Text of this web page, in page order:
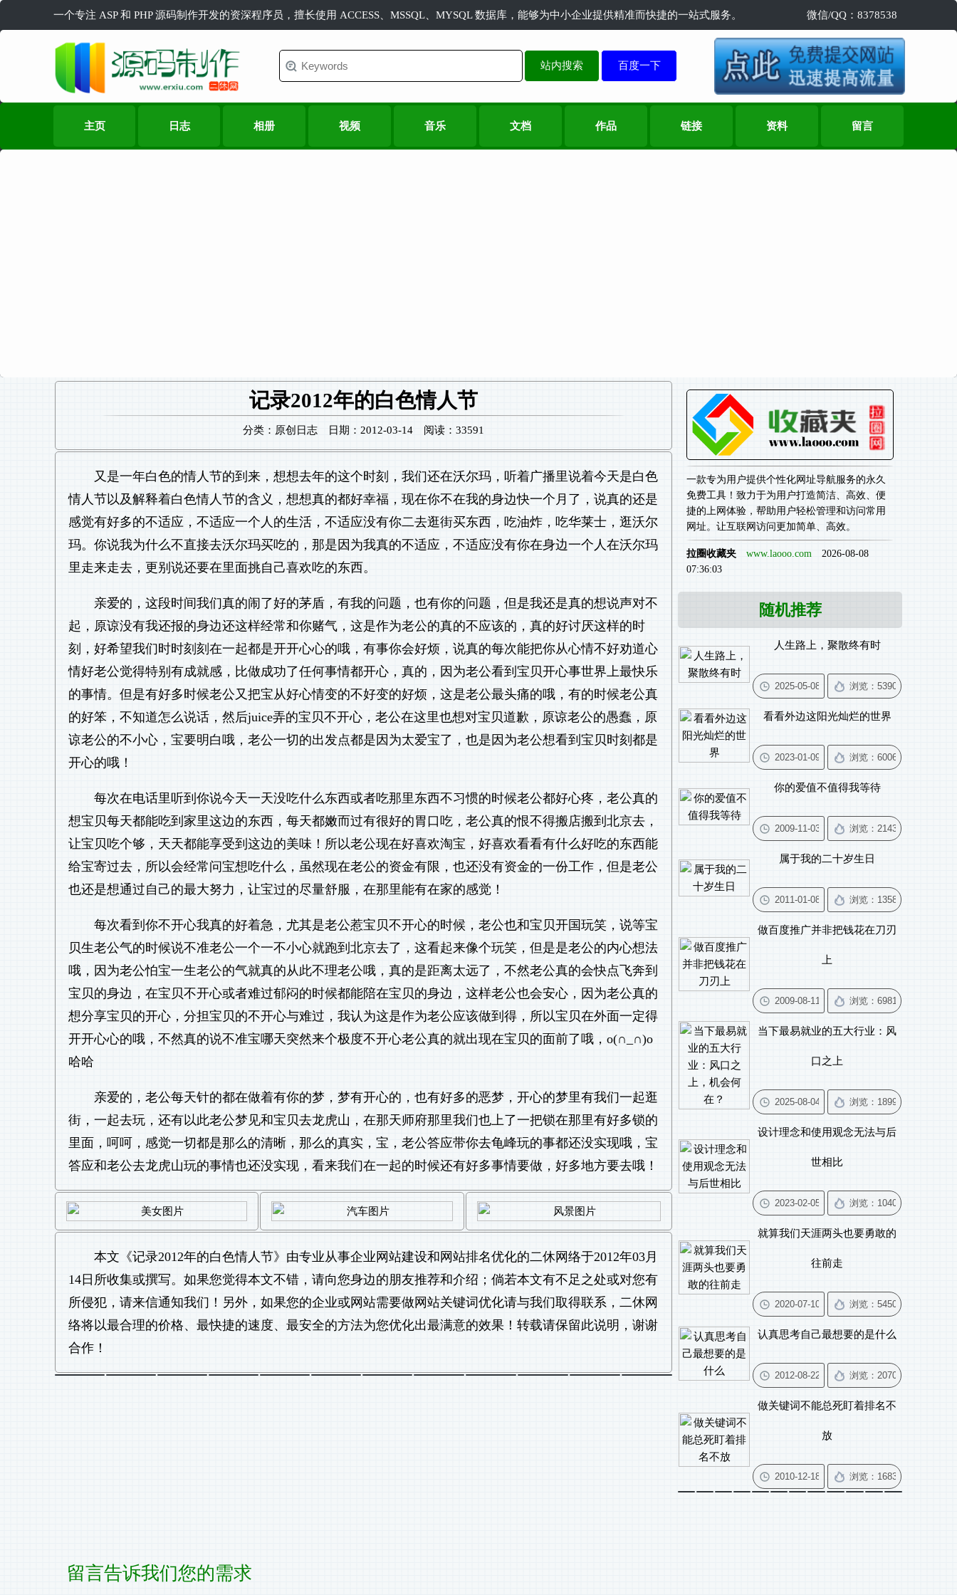
一个专注 ASP 和 PHP 源码制作开发的资深程序员，擅长使用 ACCESS、MSSQL、MYSQL 数据库，能够为中小企业提供精准而快捷的一站式服务。 微信/QQ：8378538
站内搜索
主页 日志 相册 视频 音乐 文档 作品 链接 资料 留言
记录2012年的白色情人节
分类：原创日志 日期：2012-03-14 阅读：33591
又是一年白色的情人节的到来，想想去年的这个时刻，我们还在沃尔玛，听着广播里说着今天是白色
情人节以及解释着白色情人节的含义，想想真的都好幸福，现在你不在我的身边快一个月了，说真的还是
感觉有好多的不适应，不适应一个人的生活，不适应没有你二去逛街买东西，吃油炸，吃华莱士，逛沃尔
玛。你说我为什么不直接去沃尔玛买吃的，那是因为我真的不适应，不适应没有你在身边一个人在沃尔玛
里走来走去，更别说还要在里面挑自己喜欢吃的东西。
亲爱的，这段时间我们真的闹了好的茅盾，有我的问题，也有你的问题，但是我还是真的想说声对不
起，原谅没有我还报的身边还这样经常和你赌气，这是作为老公的真的不应该的，真的好讨厌这样的时
刻，好希望我们时时刻刻在一起都是开开心心的哦，有事你会好烦，说真的每次能把你从心情不好劝道心
情好老公觉得特别有成就感，比做成功了任何事情都开心，真的，因为老公看到宝贝开心事世界上最快乐
的事情。但是有好多时候老公又把宝从好心情变的不好变的好烦，这是老公最头痛的哦，有的时候老公真
的好笨，不知道怎么说话，然后juice弄的宝贝不开心，老公在这里也想对宝贝道歉，原谅老公的愚蠢，原
谅老公的不小心，宝要明白哦，老公一切的出发点都是因为太爱宝了，也是因为老公想看到宝贝时刻都是
开心的哦！
每次在电话里听到你说今天一天没吃什么东西或者吃那里东西不习惯的时候老公都好心疼，老公真的
想宝贝每天都能吃到家里这边的东西，每天都嫩而过有很好的胃口吃，老公真的恨不得搬店搬到北京去，
让宝贝吃个够，天天都能享受到这边的美味！所以老公现在好喜欢淘宝，好喜欢看看有什么好吃的东西能
给宝寄过去，所以会经常问宝想吃什么，虽然现在老公的资金有限，也还没有资金的一份工作，但是老公
也还是想通过自己的最大努力，让宝过的尽量舒服，在那里能有在家的感觉！
每次看到你不开心我真的好着急，尤其是老公惹宝贝不开心的时候，老公也和宝贝开国玩笑，说等宝
贝生老公气的时候说不准老公一个一不小心就跑到北京去了，这看起来像个玩笑，但是是老公的内心想法
哦，因为老公怕宝一生老公的气就真的从此不理老公哦，真的是距离太远了，不然老公真的会快点飞奔到
宝贝的身边，在宝贝不开心或者难过郁闷的时候都能陪在宝贝的身边，这样老公也会安心，因为老公真的
想分享宝贝的开心，分担宝贝的不开心与难过，我认为这是作为老公应该做到得，所以宝贝在外面一定得
开开心心的哦，不然真的说不准宝哪天突然来个极度不开心老公真的就出现在宝贝的面前了哦，o(∩_∩)o
哈哈
亲爱的，老公每天针的都在做着有你的梦，梦有开心的，也有好多的恶梦，开心的梦里有我们一起逛
街，一起去玩，还有以此老公梦见和宝贝去龙虎山，在那天师府那里我们也上了一把锁在那里有好多锁的
里面，呵呵，感觉一切都是那么的清晰，那么的真实，宝，老公答应带你去龟峰玩的事都还没实现哦，宝
答应和老公去龙虎山玩的事情也还没实现，看来我们在一起的时候还有好多事情要做，好多地方要去哦！
本文《记录2012年的白色情人节》由专业从事企业网站建设和 网站排名优化的二休网络于2012年03月
14日所收集或撰写。如果您觉得本文不错，请向您身边的朋友推荐和介绍；倘若本文有不足之处或对您有
所侵犯，请来信通知我们！另外，如果您的企业或网站需要做 网站关键词优化请与我们取得联系，二休网
络将以最合理的价格、最快捷的速度、最安全的方法为您优化出最满意的效果！转载请保留此说明，谢谢
合作！
一款专为用户提供个性化网址导航服务的永久
免费工具！致力于为用户打造简洁、高效、便
捷的上网体验，帮助用户轻松管理和访问常用
网址。让互联网访问更加简单、高效。
拉圈收藏夹 www.laooo.com 2026-08-08
07:36:03
随机推荐
人生路上，聚散终有时
看看外边这阳光灿烂的世界
你的爱值不值得我等待
属于我的二十岁生日
做百度推广并非把钱花在刀刃
上
当下最易就业的五大行业：风
口之上
设计理念和使用观念无法与后
世相比
就算我们天涯两头也要勇敢的
往前走
认真思考自己最想要的是什么
做关键词不能总死盯着排名不
放
留言告诉我们您的需求